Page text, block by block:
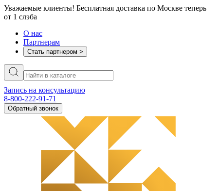
Уважаемые клиенты! Бесплатная доставка по Москве теперь
от 1 слэба
О нас
Партнерам
Стать партнером >
Запись на консультацию
8-800-222-91-71
Обратный звонок